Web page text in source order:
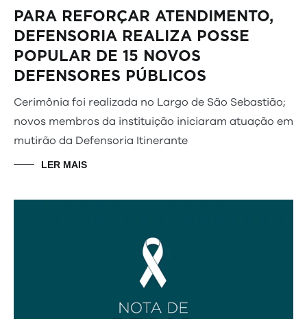
PARA REFORÇAR ATENDIMENTO,
DEFENSORIA REALIZA POSSE
POPULAR DE 15 NOVOS
DEFENSORES PÚBLICOS
Cerimônia foi realizada no Largo de São Sebastião;
novos membros da instituição iniciaram atuação em
mutirão da Defensoria Itinerante
LER MAIS